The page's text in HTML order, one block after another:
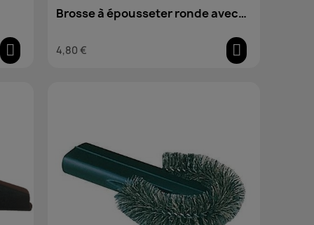
Brosse à épousseter ronde avec
4,80 €